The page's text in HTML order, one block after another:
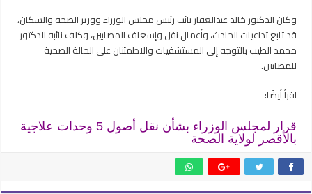
وكان الدكتور خالد عبدالغفار نائب رئيس مجلس الوزراء ووزير الصحة والسكان،
قد تابع تداعيات الحادث، وأعمال نقل وإسعاف المصابين، وكلف نائبه الدكتور
محمد الطيب بالتوجه إلى المستشفيات والاطمئنان على الحالة الصحية
للمصابين.
اقرأ أيضًا:
قرار لمجلس الوزراء بشأن نقل أصول 5 وحدات علاجية
بالأقصر لولاية الصحة